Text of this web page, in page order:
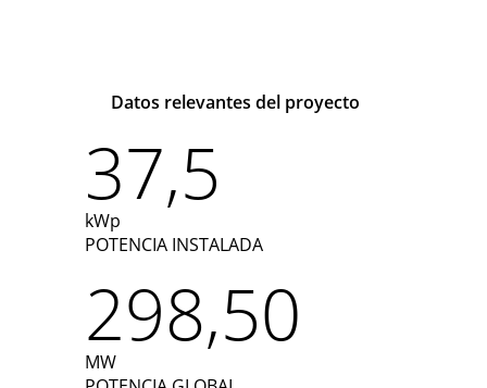
Datos relevantes del proyecto
37,5
kWp
POTENCIA INSTALADA
298,50
MW